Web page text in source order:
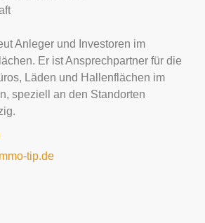
Anleger und Investoren im
Er ist Ansprechpartner für die
Läden und Hallenflächen im
speziell an den Standorten
tip.de